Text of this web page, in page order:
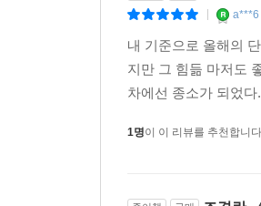
조경란
a***6
내 기준으로 올해의
지만 그 힘듦 마저도
차에선 종소가 되었
1명이 이 리뷰를 추천합니